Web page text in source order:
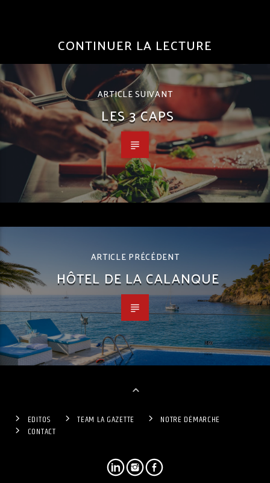
CONTINUER LA LECTURE
ARTICLE SUIVANT
LES 3 CAPS
ARTICLE PRÉCÉDENT
HÔTEL DE LA CALANQUE
EDITOS TEAM LA GAZETTE
NOTRE DÉMARCHE
CONTACT